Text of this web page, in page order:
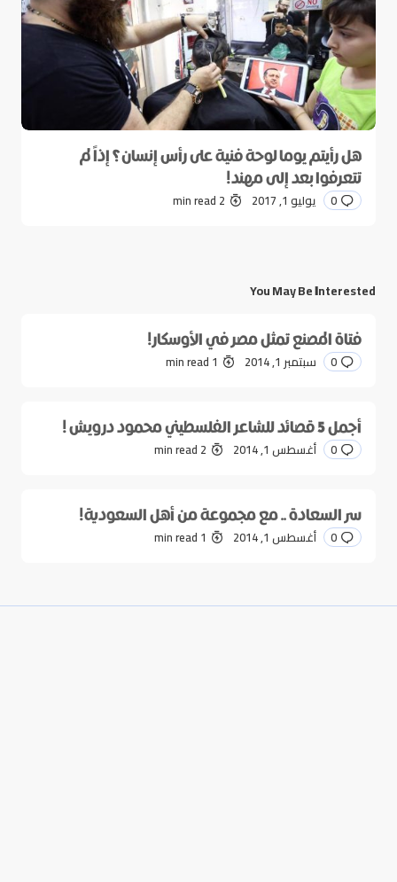
هل رأيتم يوما لوحة فنية على رأس إنسان؟ إذاً لم
تتعرفوا بعد إلى مهند!
0 يوليو 1, 2017 2 min read
You May Be Interested
فتاة المصنع تمثل مصر في الأوسكار!
0 سبتمبر 1, 2014 1 min read
أجمل 5 قصائد للشاعر الفلسطيني محمود درويش !
0 أغسطس 1, 2014 2 min read
سر السعادة .. مع مجموعة من أهل السعودية!
0 أغسطس 1, 2014 1 min read